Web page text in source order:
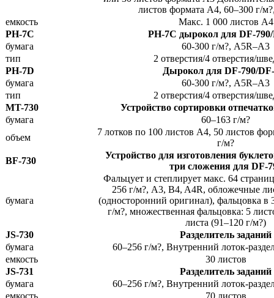
листов формата A4, 60–300 г/
емкость
Макс. 1 000 листов A4
PH-7C
PH-7C дырокол для DF-
бумага
60-300 г/м?, A5R–A3
тип
2 отверстия/4 отверстия/
PH-7D
Дырокол для DF-790/
бумага
60-300 г/м?, A5R–A3
тип
2 отверстия/4 отверстия/
MT-730
Устройство сортировки
бумага
60–163 г/м?
объем
7 лотков по 100 листов A4, 50 листов
г/м?
BF-730
Устройство для изготовления
три сложения для DF-
бумага
Фальцует и степлирует макс. 64
256 г/м?, A3, B4, A4R, обложечные
(односторонний оригинал), фальцовка в
г/м?, множественная фальцовка: 5
листа (91–120 г/м?)
JS-730
Разделитель заданий
бумага
60–256 г/м?, Внутренний лоток-
емкость
30 листов
JS-731
Разделитель заданий
бумага
60–256 г/м?, Внутренний лоток-